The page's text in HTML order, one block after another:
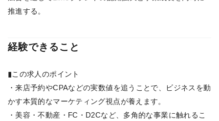
推進する。
経験できること
▮この求人のポイント
・来店予約やCPAなどの実数値を追うことで、ビジネスを動
かす本質的なマーケティング視点が養えます。
・美容・不動産・FC・D2Cなど、多角的な事業に触れるこ